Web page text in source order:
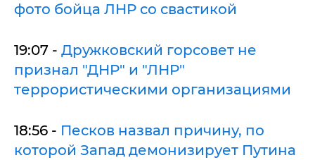
фото бойца ЛНР со свастикой
19:07 - Дружковский горсовет не
признал "ДНР" и "ЛНР"
террористическими организациями
18:56 - Песков назвал причину, по
которой Запад демонизирует Путина